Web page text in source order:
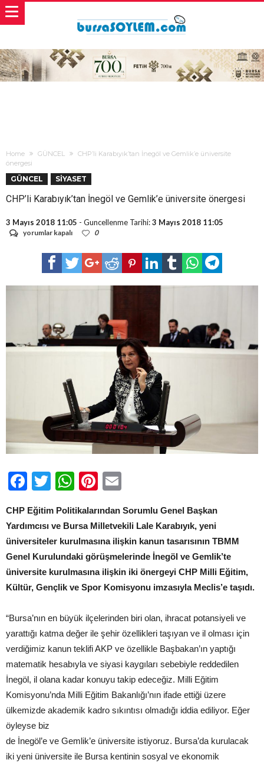
Home GÜNCEL
CHP’li Karabıyık’tan İnegöl ve Gemlik’e üniversite
önergesi
GÜNCEL SİYASET
CHP’li Karabıyık’tan İnegöl ve Gemlik’e üniversite önergesi
3 Mayıs 2018 11:05 - Guncellenme Tarihi:3 Mayıs 2018 11:05
CHP’li
yorumlar kapalı 0
Facebook
TwitterWhatsApp
Pinterest
CHP Eğitim Politikalarından Sorumlu Genel Başkan
Yardımcısı ve Bursa Milletvekili Lale Karabıyık, yeni
üniversiteler kurulmasına ilişkin kanun tasarısının TBMM
Genel Kurulundaki görüşmelerinde İnegöl ve Gemlik’te
üniversite kurulmasına ilişkin iki önergeyi CHP Milli Eğitim,
Kültür, Gençlik ve Spor Komisyonu imzasıyla Meclis’e taşıdı.
“Bursa’nın en büyük ilçelerinden biri olan, ihracat potansiyeli ve
yarattığı katma değer ile şehir özellikleri taşıyan ve il olması için
verdiğimiz kanun teklifi AKP ve özellikle Başbakan’ın yaptığı
matematik hesabıyla ve siyasi kaygıları sebebiyle reddedilen
İnegöl, il olana kadar konuyu takip edeceğiz. Milli Eğitim
Komisyonu’nda Milli Eğitim Bakanlığı’nın ifade ettiği üzere
ülkemizde akademik kadro sıkıntısı olmadığı iddia ediliyor. Eğer
öyleyse biz
de İnegöl’e ve Gemlik’e üniversite istiyoruz. Bursa’da kurulacak
iki yeni üniversite ile Bursa kentinin sosyal ve ekonomik